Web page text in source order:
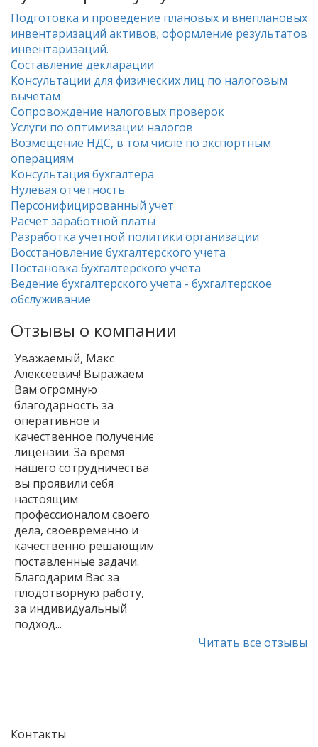
Подготовка и проведение плановых и внеплановых
инвентаризаций активов; оформление результатов
инвентаризаций.
Составление декларации
Консультации для физических лиц по налоговым
вычетам
Сопровождение налоговых проверок
Услуги по оптимизации налогов
Возмещение НДС, в том числе по экспортным
операциям
Консультация бухгалтера
Нулевая отчетность
Персонифицированный учет
Расчет заработной платы
Разработка учетной политики организации
Восстановление бухгалтерского учета
Постановка бухгалтерского учета
Ведение бухгалтерского учета - бухгалтерское
обслуживание
Отзывы о компании
Уважаемый, Макс
Алексеевич! Выражаем
Вам огромную
благодарность за
оперативное и
качественное получение
лицензии. За время
нашего сотрудничества
вы проявили себя
настоящим
профессионалом своего
дела, своевременно и
качественно решающим
поставленные задачи.
Благодарим Вас за
плодотворную работу,
за индивидуальный
подход...
Читать все отзывы
Контакты